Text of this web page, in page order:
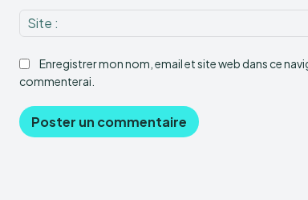
Enregistrer mon nom, email et site web dans ce
commenterai.